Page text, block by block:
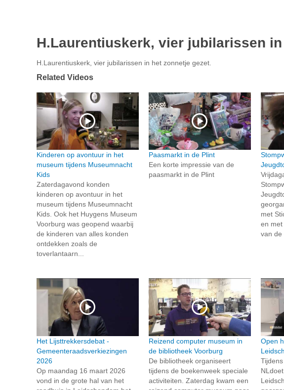
H.Laurentiuskerk, vier jubilarissen
H.Laurentiuskerk, vier jubilarissen in het zonnetje gezet.
Related Videos
Kinderen op avontuur in het
museum tijdens Museumnacht
Kids
Zaterdagavond konden
kinderen op avontuur in het
museum tijdens Museumnacht
Kids. Ook het Huygens Museum
Voorburg was geopend waarbij
de kinderen van alles konden
ontdekken zoals de
toverlantaarn...
Paasmarkt in de Plint
Een korte impressie van de
paasmarkt in de Plint
met
en met
van de
Het Lijsttrekkersdebat -
Gemeenteraadsverkiezingen
2026
Op maandag 16 maart 2026
vond in de grote hal van het
Reizend computer museum in
de bibliotheek Voorburg
De bibliotheek organiseert
tijdens de boekenweek speciale
activiteiten. Zaterdag kwam een
Open